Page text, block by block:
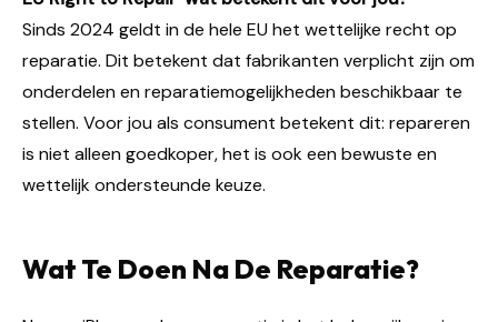
Sinds 2024 geldt in de hele EU het wettelijke recht op
reparatie. Dit betekent dat fabrikanten verplicht zijn om
onderdelen en reparatiemogelijkheden beschikbaar te
stellen. Voor jou als consument betekent dit: repareren
is niet alleen goedkoper, het is ook een bewuste en
wettelijk ondersteunde keuze.
Wat Te Doen Na De Reparatie?